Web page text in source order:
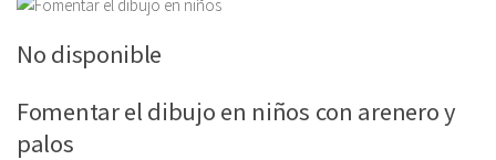
No disponible
Fomentar el dibujo en niños con arenero y
palos